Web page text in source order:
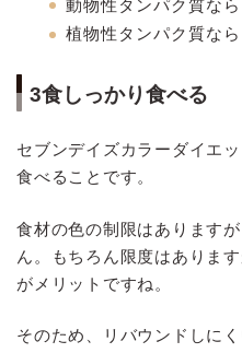
動物性タンパク質な
植物性タンパク質なら
3食しっかり食べる
セブンデイズカラーダイエ
食べることです。
食材の色の制限はあります
ん。もちろん限度はありま
がメリットですね。
そのため、リバウンドしに